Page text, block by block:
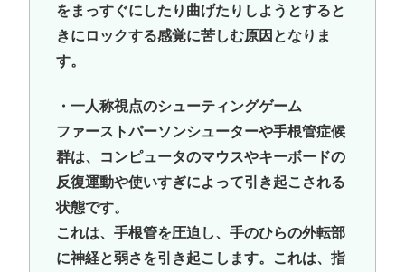
をまっすぐにしたり曲げたりしようとすると
きにロックする感覚に苦しむ原因となりま
す。
・一人称視点のシューティングゲーム
ファーストパーソンシューターや手根管症候
群は、コンピュータのマウスやキーボードの
反復運動や使いすぎによって引き起こされる
状態です。
これは、手根管を圧迫し、手のひらの外転部
に神経と弱さを引き起こします。これは、指